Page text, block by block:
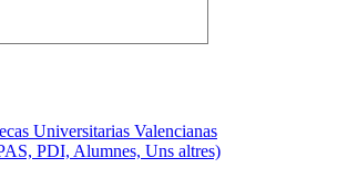
Universitarias Valencianas
PDI, Alumnes, Uns altres)